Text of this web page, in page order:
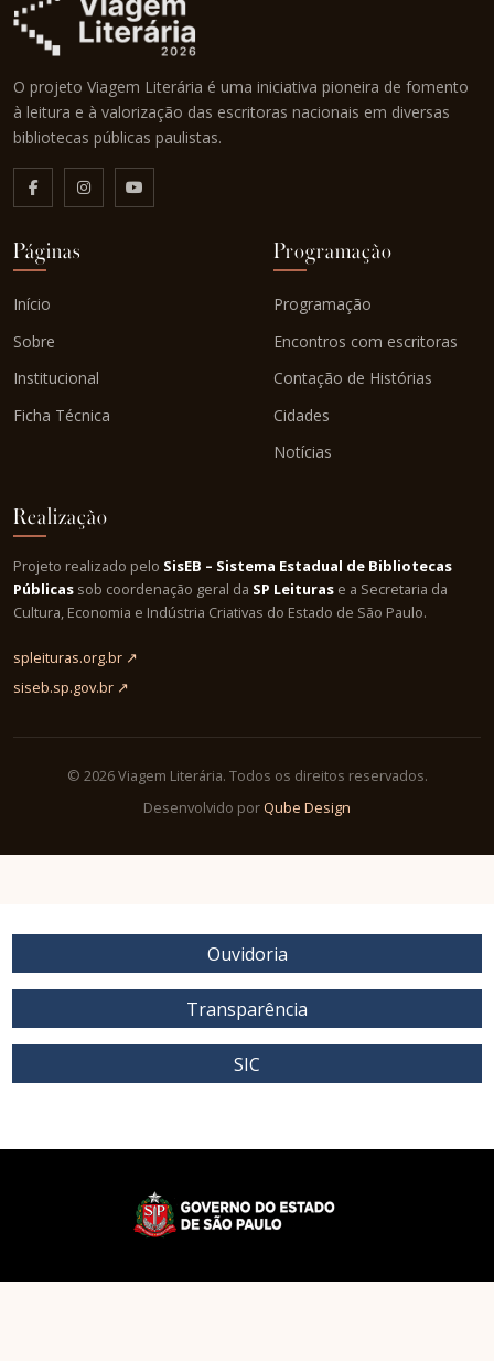
O projeto Viagem Literária é uma iniciativa pioneira de fomento
à leitura e à valorização das escritoras nacionais em diversas
bibliotecas públicas paulistas.
Páginas
Início
Sobre
Institucional
Ficha Técnica
Programação
Programação
Encontros com escritoras
Contação de Histórias
Cidades
Notícias
Realização
Projeto realizado pelo SisEB – Sistema Estadual de Bibliotecas
Públicas sob coordenação geral da SP Leituras e a Secretaria da
Cultura, Economia e Indústria Criativas do Estado de São Paulo.
spleituras.org.br ↗
siseb.sp.gov.br ↗
© 2026 Viagem Literária. Todos os direitos reservados.
Desenvolvido por Qube Design
Ouvidoria
Transparência
SIC